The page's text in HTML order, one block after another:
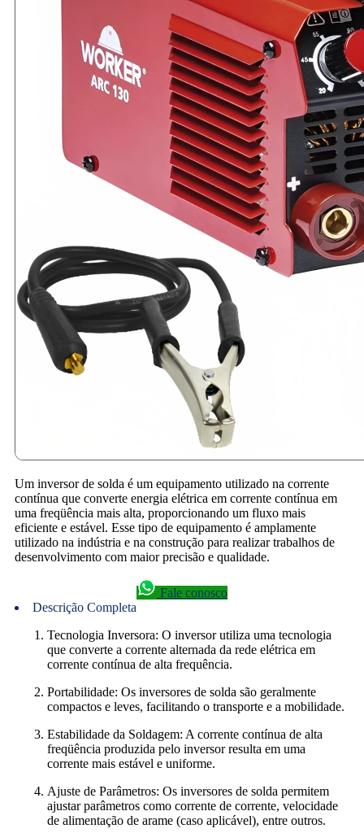
Um inversor de solda é um equipamento utilizado na corrente
contínua que converte energia elétrica em corrente contínua em
uma freqüência mais alta, proporcionando um fluxo mais
eficiente e estável. Esse tipo de equipamento é amplamente
utilizado na indústria e na construção para realizar trabalhos de
desenvolvimento com maior precisão e qualidade.
Fale conosco
Descrição Completa
Tecnologia Inversora: O inversor utiliza uma tecnologia
que converte a corrente alternada da rede elétrica em
corrente contínua de alta frequência.
Portabilidade: Os inversores de solda são geralmente
compactos e leves, facilitando o transporte e a mobilidade.
Estabilidade da Soldagem: A corrente contínua de alta
freqüência produzida pelo inversor resulta em uma
corrente mais estável e uniforme.
Ajuste de Parâmetros: Os inversores de solda permitem
ajustar parâmetros como corrente de corrente, velocidade
de alimentação de arame (caso aplicável), entre outros.